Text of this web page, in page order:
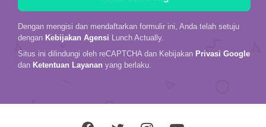
Dengan mengisi dan mendaftarkan formulir ini, Anda telah setuju
dengan Kebijakan Agensi Lunch Actually.
Situs ini dilindungi oleh reCAPTCHA dan Kebijakan Privasi Google
dan Ketentuan Layanan yang berlaku.